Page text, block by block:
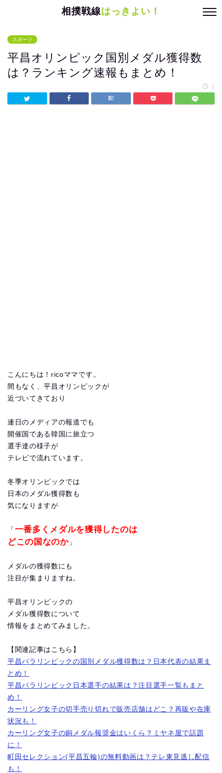
相撲戦線はっきよい！
スポーツ
平昌オリンピック国別メダル獲得数
は？ランキング速報もまとめ！
/
こんにちは！ricoママです。
間もなく、平昌オリンピックが
近づいてきており
連日のメディアの報道でも
開催国である韓国に旅立つ
選手達の様子が
テレビで流れています。
冬季オリンピックでは
日本のメダル獲得数も
気になりますが
「 一番多くメダルを獲得したのは
どこの国なのか」
メダルの獲得数にも
注目が集まりますね。
平昌オリンピックの
メダル獲得数について
情報をまとめてみました。
【関連記事はこちら】
平昌パラリンピックの国別メダル獲得数は？日本代表の結果ま
とめ！
平昌パラリンピック日本選手の結果は？注目選手一覧もまと
め！
カーリング女子の切手売り切れで販売店舗はどこ？再販や在庫
状況も！
カーリング女子の銅メダル報奨金はいくら？ミヤネ屋で話題
に！
町田セレクション(平昌五輪)の無料動画は？テレ東見逃し配信
も！